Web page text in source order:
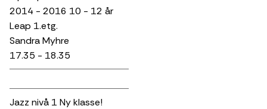
2014 - 2016 10 - 12 år
Leap 1.etg.
Sandra Myhre
17.35 - 18.35
Jazz nivå 1 Ny klasse!